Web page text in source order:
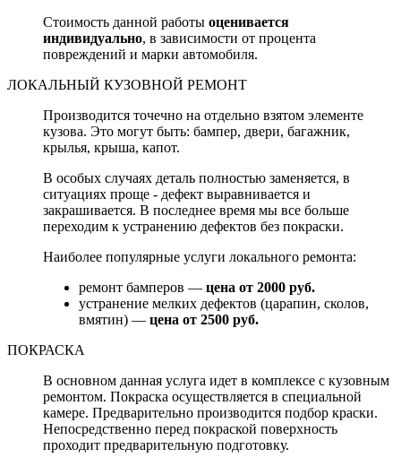
Стоимость данной работы оценивается
индивидуально, в зависимости от процента
повреждений и марки автомобиля.
ЛОКАЛЬНЫЙ КУЗОВНОЙ РЕМОНТ
Производится точечно на отдельно взятом элементе
кузова. Это могут быть: бампер, двери, багажник,
крылья, крыша, капот.
В особых случаях деталь полностью заменяется, в
ситуациях проще - дефект выравнивается и
закрашивается. В последнее время мы все больше
переходим к устранению дефектов без покраски.
Наиболее популярные услуги локального ремонта:
ремонт бамперов — цена от 2000 руб.
устранение мелких дефектов (царапин, сколов,
вмятин) — цена от 2500 руб.
ПОКРАСКА
В основном данная услуга идет в комплексе с кузовным
ремонтом. Покраска осуществляется в специальной
камере. Предварительно производится подбор краски.
Непосредственно перед покраской поверхность
проходит предварительную подготовку.